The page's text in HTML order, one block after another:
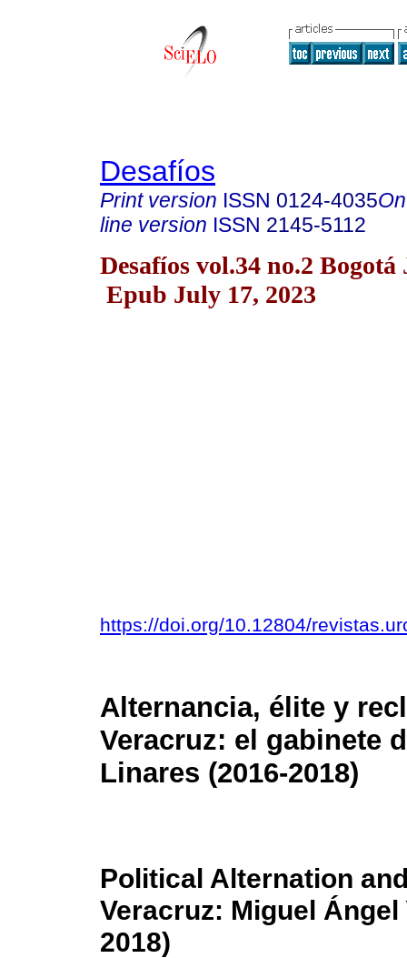
Desafíos
Print version ISSN 0124-4035
line version ISSN 2145-5112
Desafíos vol.34 no.2 Bogotá
Epub July 17, 2023
https://doi.org/10.12804/
Alternancia, élite y
Veracruz: el gabinete
Linares (2016-2018)
Political Alternation
Veracruz: Miguel
2018)